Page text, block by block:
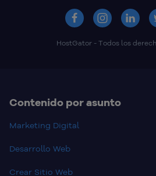
HostGator - Todos los
Contenido por asunto
Marketing Digital
Desarrollo Web
Crear Sitio Web